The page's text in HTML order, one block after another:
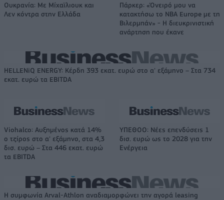
Ουκρανία: Με Μίχαϊλιουκ και
Λεν κόντρα στην Ελλάδα
Πάρκερ: «Όνειρό μου να
κατακτήσω το ΝΒΑ Europe με τη
Βιλερμπάν» - Η διευκρινιστική
ανάρτηση που έκανε
HELLENiQ ENERGY: Κέρδη 393 εκατ. ευρώ στο α' εξάμηνο – Στα 734
εκατ. ευρώ τα EBITDA
Viohalco: Αυξημένος κατά 14%
ο τζίρος στο α' εξάμηνο, στα 4,3
δισ. ευρώ – Στα 446 εκατ. ευρώ
τα EBITDA
ΥΠΕΘΟΟ: Νέες επενδύσεις 1
δισ. ευρώ ως το 2028 για την
Ενέργεια
Η συμφωνία Arval-Athlon αναδιαμορφώνει την αγορά leasing